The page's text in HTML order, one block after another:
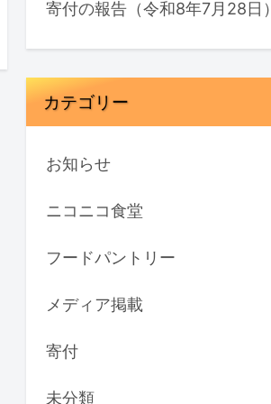
寄付の報告（令和8年7月28日）
カテゴリー
お知らせ
ニコニコ食堂
フードパントリー
メディア掲載
寄付
未分類